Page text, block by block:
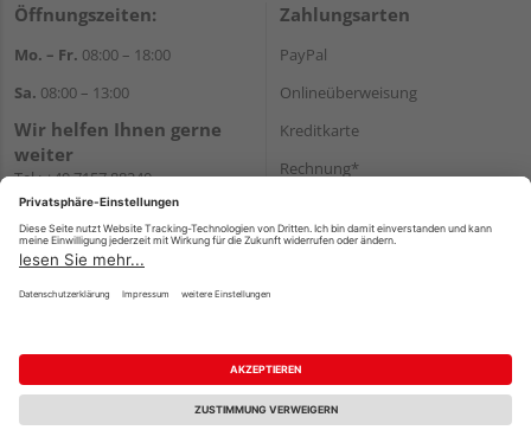
Öffnungszeiten:
Mo. – Fr. 08:00 – 18:00
Sa. 08:00 – 13:00
Wir helfen Ihnen gerne
weiter
Tel.:+49 7157 88240
E-Mail:shop@holzland-
filderstadt.de
Zahlungsarten
PayPal
Onlineüberweisung
Kreditkarte
Rechnung*
Versand
Impressum AGB Widerruf
Datenschutz
Reservierungsbedingungen
Vertrag widerrufen